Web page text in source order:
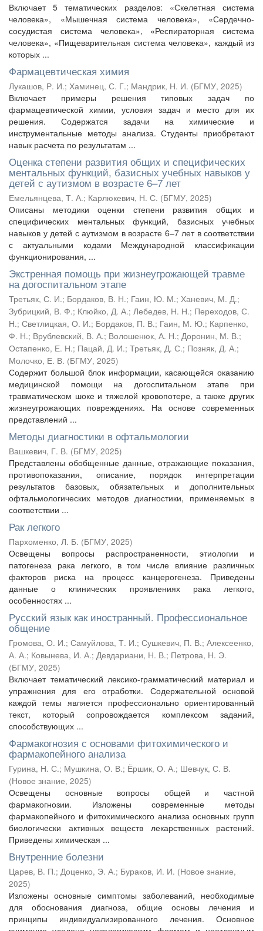
Включает 5 тематических разделов: «Скелетная система
человека», «Мышечная система человека», «Сердечно-
сосудистая система человека», «Респираторная система
человека», «Пищеварительная система человека», каждый из
которых ...
Фармацевтическая химия
Лукашов, Р. И.; Хаминец, С. Г.; Мандрик, Н. И. (БГМУ, 2025)
Включает примеры решения типовых задач по
фармацевтической химии, условия задач и место для их
решения. Содержатся задачи на химические и
инструментальные методы анализа. Студенты приобретают
навык расчета по результатам ...
Оценка степени развития общих и специфических
ментальных функций, базисных учебных навыков у
детей с аутизмом в возрасте 6–7 лет
Емельянцева, Т. А.; Карлюкевич, Н. С. (БГМУ, 2025)
Описаны методики оценки степени развития общих и
специфических ментальных функций, базисных учебных
навыков у детей с аутизмом в возрасте 6–7 лет в соответствии
с актуальными кодами Международной классификации
функционирования, ...
Экстренная помощь при жизнеугрожающей травме
на догоспитальном этапе
Третьяк, С. И.; Бордаков, В. Н.; Гаин, Ю. М.; Ханевич, М. Д.;
Зубрицкий, В. Ф.; Клюйко, Д. А.; Лебедев, Н. Н.; Переходов, С.
Н.; Светлицкая, О. И.; Бордаков, П. В.; Гаин, М. Ю.; Карпенко,
Ф. Н.; Врублевский, В. А.; Волошенюк, А. Н.; Доронин, М. В.;
Остапенко, Е. Н.; Пацай, Д. И.; Третьяк, Д. С.; Позняк, Д. А.;
Молочко, Е. В. (БГМУ, 2025)
Содержит большой блок информации, касающейся оказанию
медицинской помощи на догоспитальном этапе при
травматическом шоке и тяжелой кровопотере, а также других
жизнеугрожающих повреждениях. На основе современных
представлений ...
Методы диагностики в офтальмологии
Вашкевич, Г. В. (БГМУ, 2025)
Представлены обобщенные данные, отражающие показания,
противопоказания, описание, порядок интерпретации
результатов базовых, обязательных и дополнительных
офтальмологических методов диагностики, применяемых в
соответствии ...
Рак легкого
Пархоменко, Л. Б. (БГМУ, 2025)
Освещены вопросы распространенности, этиологии и
патогенеза рака легкого, в том числе влияние различных
факторов риска на процесс канцерогенеза. Приведены
данные о клинических проявлениях рака легкого,
особенностях ...
Русский язык как иностранный. Профессиональное
общение
Громова, О. И.; Самуйлова, Т. И.; Сушкевич, П. В.; Алексеенко,
А. А.; Ковынева, И. А.; Девдариани, Н. В.; Петрова, Н. Э.
(БГМУ, 2025)
Включает тематический лексико-грамматический материал и
упражнения для его отработки. Содержательной основой
каждой темы является профессионально ориентированный
текст, который сопровождается комплексом заданий,
способствующих ...
Фармакогнозия с основами фитохимического и
фармакопейного анализа
Гурина, Н. С.; Мушкина, О. В.; Ёршик, О. А.; Шевчук, С. В.
(Новое знание, 2025)
Освещены основные вопросы общей и частной
фармакогнозии. Изложены современные методы
фармакопейного и фитохимического анализа основных групп
биологически активных веществ лекарственных растений.
Приведены химическая ...
Внутренние болезни
Царев, В. П.; Доценко, Э. А.; Бураков, И. И. (Новое знание,
2025)
Изложены основные симптомы заболеваний, необходимые
для обоснования диагноза, общие основы лечения и
принципы индивидуализированного лечения. Основное